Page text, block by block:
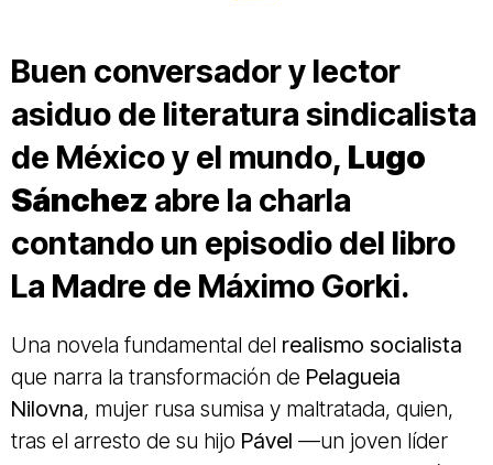
Buen conversador y lector
asiduo de literatura sindicalista
de México y el mundo, Lugo
Sánchez abre la charla
contando un episodio del libro
La Madre de Máximo Gorki.
Una novela fundamental del realismo socialista
que narra la transformación de Pelagueia
Nilovna, mujer rusa sumisa y maltratada, quien,
tras el arresto de su hijo Pável —un joven líder